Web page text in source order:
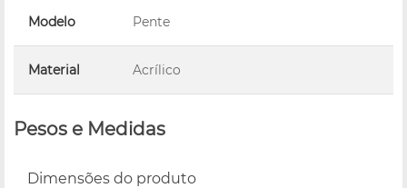
Modelo Pente
Material Acrílico
Pesos e Medidas
Dimensões do produto